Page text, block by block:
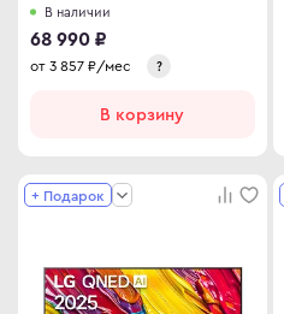
В наличии
68 990 ₽
от 3 857 ₽/мес ?
В корзину
+ Подарок